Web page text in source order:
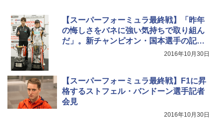
【スーパーフォーミュラ最終戦】「昨年
の悔しさをバネに強い気持ちで取り組ん
だ」。新チャンピオン・国本選手の記者
2016年10月30日
【スーパーフォーミュラ最終戦】F1に昇
格するストフェル・バンドーン選手記者
会見
2016年10月30日